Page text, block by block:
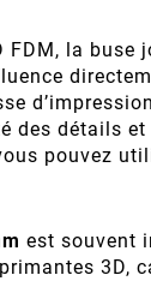
FDM, la buse
des détails et
pouvez
est souvent
3D,